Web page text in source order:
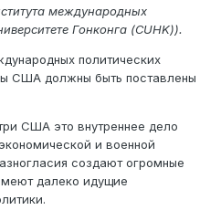
международных
Гонконга (CUHK)).
политических
США должны быть поставлены
США это внутреннее дело
и военной
создают огромные
далеко идущие